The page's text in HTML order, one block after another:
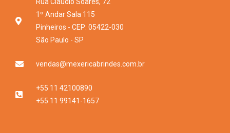
1º Andar Sala 115
Pinheiros - CEP: 05422-030
São Paulo - SP
vendas@mexericabrindes.com.br
+55 11 42100890
+55 11 99141-1657